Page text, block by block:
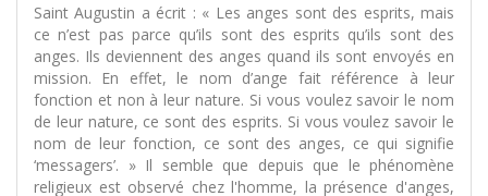
Saint Augustin a écrit : « Les anges sont des esprits, mais
ce n’est pas parce qu’ils sont des esprits qu’ils sont des
anges. Ils deviennent des anges quand ils sont envoyés en
mission. En effet, le nom d’ange fait référence à leur
fonction et non à leur nature. Si vous voulez savoir le nom
de leur nature, ce sont des esprits. Si vous voulez savoir le
nom de leur fonction, ce sont des anges, ce qui signifie
‘messagers’. » Il semble que depuis que le phénomène
religieux est observé chez l'homme, la présence d'anges,